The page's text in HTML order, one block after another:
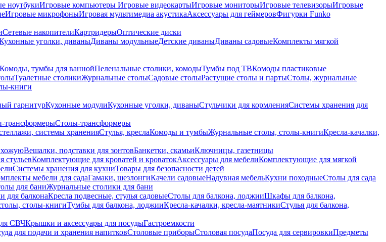
ноутбукиИгровые компьютеры Игровые видеокартыИгровые мониторыИгровые телевизорыИгровые
Игровые микрофоныИгровая мультимедиа акустикаАксессуары для геймеровФигурки Funko
Сетевые накопителиКартридерыОптические диски
уголки, диваныДиваны модульныеДетские диваныДиваны садовыеКомплекты мягкой
Комоды, тумбы для ваннойПеленальные столики, комодыТумбы под ТВКомоды пластиковые
Туалетные столикиЖурнальные столыСадовые столыРастущие столы и партыСтолы, журнальные
книги
гарнитурКухонные модулиКухонные уголки, диваныСтульчики для кормленияСистемы хранения для
трансформерыСтолы-трансформеры
системы храненияСтулья, креслаКомоды и тумбыЖурнальные столы, столы-книгиКресла-качалки,
Вешалки, подставки для зонтовБанкетки, скамьиКлючницы, газетницы
стульевКомплектующие для кроватей и кроватокАксессуары для мебелиКомплектующие для мягкой
Системы хранения для кухниТовары для безопасности детей
мебели для садаГамаки, шезлонгиКачели садовыеНадувная мебельКухни походныеСтолы для сада
для баниЖурнальные столики для бани
для балконаКресла подвесные, стулья садовыеСтолы для балкона, лоджииШкафы для балкона,
столы-книгиТумбы для балкона, лоджииКресла-качалки, кресла-маятникиСтулья для балкона,
СВЧКрышки и аксессуары для посудыГастроемкости
для подачи и хранения напитковСтоловые приборыСтоловая посудаПосуда для сервировкиПредметы